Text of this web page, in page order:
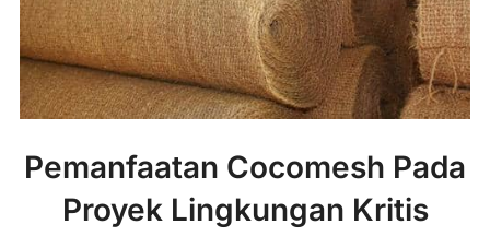
Pemanfaatan Cocomesh Pada
Proyek Lingkungan Kritis